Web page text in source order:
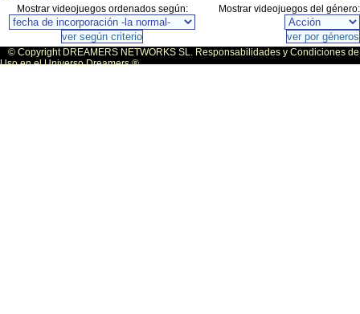
Mostrar videojuegos ordenados según:
Mostrar videojuegos del género:
© Copyright DREAMERS NETWORKS SL. Responsabilidades y Condiciones de
Uso en el Universo Dreamers ®